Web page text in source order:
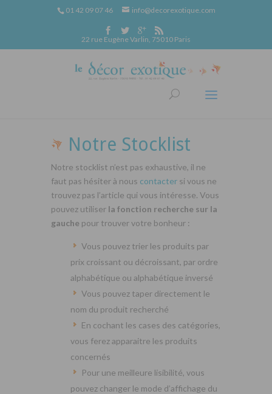
01 42 09 07 46 info@decorexotique.com
22 rue Eugène Varlin, 75010 Paris
Notre Stocklist
Notre stocklist n’est pas exhaustive, il ne
faut pas hésiter à nous contacter si vous ne
trouvez pas l’article qui vous intéresse. Vous
pouvez utiliser la fonction recherche sur la
gauche pour trouver votre bonheur :
Vous pouvez trier les produits par
prix croissant ou décroissant, par ordre
alphabétique ou alphabétique inversé
Vous pouvez taper directement le
nom du produit recherché
En cochant les cases des catégories,
vous ferez apparaitre les produits
concernés
Pour une meilleure lisibilité, vous
pouvez changer le mode d’affichage du